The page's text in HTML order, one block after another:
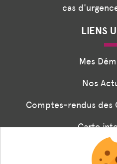
cas
LIENS
Mes
Nos
Comptes-rendus des
Carte